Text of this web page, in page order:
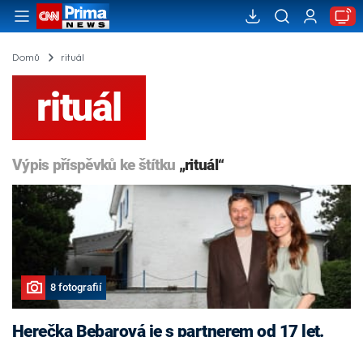
Domů rituál
rituál
Výpis příspěvků ke štítku „rituál“
8 fotografií
Herečka Bebarová je s partnerem od 17 let.